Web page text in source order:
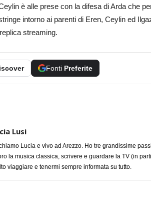
è alle prese con la difesa di Arda che
intorno ai parenti di Eren, Ceylin ed
streaming.
Fonti Preferite
Lusi
Lucia e vivo ad Arezzo. Ho tre grandissime
la musica classica, scrivere e guardare la TV (in
viaggiare e tenermi sempre informata su tutto.